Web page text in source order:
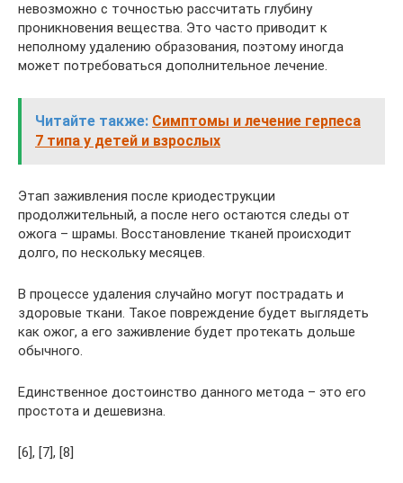
невозможно с точностью рассчитать глубину
проникновения вещества. Это часто приводит к
неполному удалению образования, поэтому иногда
может потребоваться дополнительное лечение.
Читайте также: Симптомы и лечение герпеса
7 типа у детей и взрослых
Этап заживления после криодеструкции
продолжительный, а после него остаются следы от
ожога – шрамы. Восстановление тканей происходит
долго, по нескольку месяцев.
В процессе удаления случайно могут пострадать и
здоровые ткани. Такое повреждение будет выглядеть
как ожог, а его заживление будет протекать дольше
обычного.
Единственное достоинство данного метода – это его
простота и дешевизна.
[6], [7], [8]